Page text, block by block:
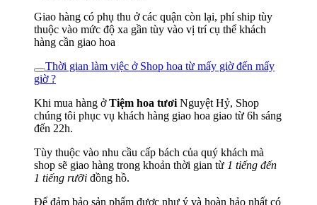
Giao hàng có phụ thu ở các quận còn lại, phí ship tùy
thuộc vào mức độ xa gần tùy vào vị trí cụ thể khách
hàng cần giao hoa
Thời gian làm việc ở Shop hoa từ mấy giờ đến mấy
giờ ?
Khi mua hàng ởTiệm hoa tươi Nguyệt Hỷ, Shop
chúng tôi phục vụ khách hàng giao hoa giao từ 6h sáng
đến 22h.
Tùy thuộc vào nhu cầu cấp bách của quý khách mà
shop sẽ giao hàng trong khoản thời gian từ 1 tiếng đến
1 tiếng rưỡi đồng hồ.
Để đảm bảo sản phẩm được như ý và hoàn hảo nhất có